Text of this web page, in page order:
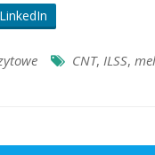
LinkedIn
CNT, ILSS,